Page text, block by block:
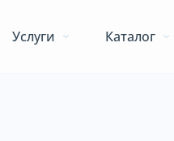
Услуги Каталог